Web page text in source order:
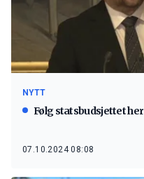
NYTT
Følg statsbudsjettet her
07.10.2024 08:08